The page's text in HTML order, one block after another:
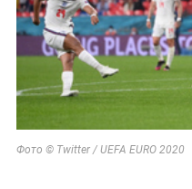
Фото © Twitter / UEFA EURO 2020